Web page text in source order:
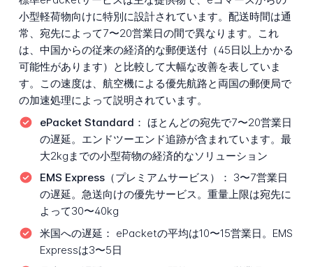
小型軽荷物向けに特別に設計されています。配送時間は通
常、宛先によって7〜20営業日の間で異なります。これ
は、中国からの従来の経済的な郵便送付（45日以上かかる
可能性があります）と比較して大幅な改善を表していま
す。この速度は、航空機による優先航路と両国の郵便局で
の加速処理によって説明されています。
ePacket Standard： ほとんどの宛先で7〜20営業日
の遅延。エンドツーエンド追跡が含まれています。最
大2kgまでの小型荷物の経済的なソリューション
EMS Express（プレミアムサービス）： 3〜7営業日
の遅延。急送向けの優先サービス。重量上限は宛先に
よって30〜40kg
米国への遅延： ePacketの平均は10〜15営業日。EMS
Expressは3〜5日